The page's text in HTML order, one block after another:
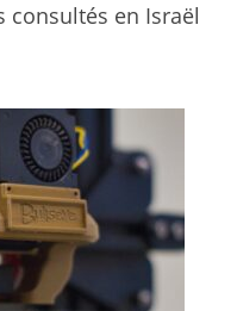
consultés en Israël